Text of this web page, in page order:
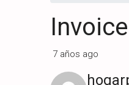
7 años ago